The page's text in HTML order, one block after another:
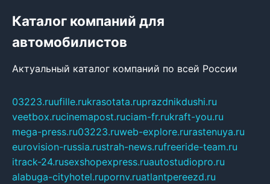
Каталог компаний для
автомобилистов
Актуальный каталог компаний по всей России
03223.ruufille.rukrasotata.ruprazdnikdushi.ru
veetbox.rucinemapost.ruciam-fr.rukraft-you.ru
mega-press.ru03223.ruweb-explore.rurastenuya.ru
eurovision-russia.rustrah-news.rufreeride-team.ru
itrack-24.rusexshopexpress.ruautostudiopro.ru
alabuga-cityhotel.rupornv.ruatlantpereezd.ru